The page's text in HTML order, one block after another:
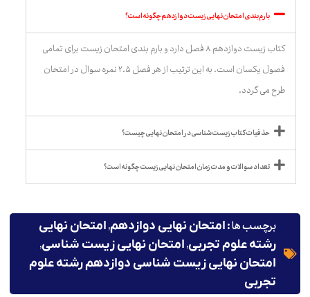
بارم بندی امتحان نهایی زیست دوازدهم چگونه است؟
کتاب زیست دوازدهم ۸ فصل دارد و بارم بندی امتحان زیست برای تمامی
فصول یکسان است. به این ترتیب از هر فصل ۲.۵ نمره سوال در امتحان
طرح می گردد.
حذفیات کتاب زیست شناسی در امتحان نهایی چیست؟
تعداد سوالات و مدت زمان امتحان نهایی زیست چگونه است؟
برچسب ها :امتحان نهایی دوازدهم,امتحان نهایی
رشته علوم تجربی,امتحان نهایی زیست شناسی,
امتحان نهایی زیست شناسی دوازدهم رشته علوم
تجربی